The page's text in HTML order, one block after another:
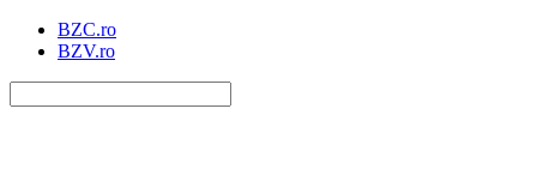
BZC.ro
BZV.ro